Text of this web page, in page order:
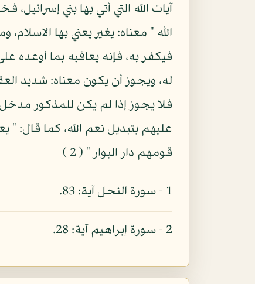
آيات الله التي أتي بها بني
الله " معناه: يغير يعني بها
فيكفر به، فإنه يعاقبه بما أوعده
له، ويجوز أن يكون معناه: شديد
فلا يجوز إذا لم يكن للمذكور
قومهم دار البوار " ( 2 )
1 - سورة النحل آية: 83.
2 - سورة إبراهيم آية: 28.